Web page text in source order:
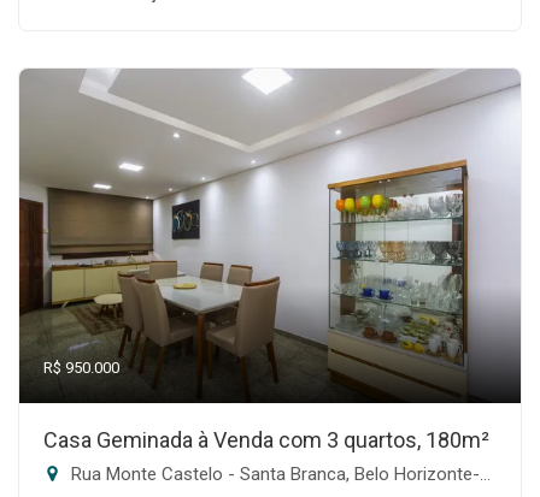
R$ 950.000
Casa Geminada à Venda com 3 quartos, 180m²
Rua Monte Castelo - Santa Branca, Belo Horizonte-MG